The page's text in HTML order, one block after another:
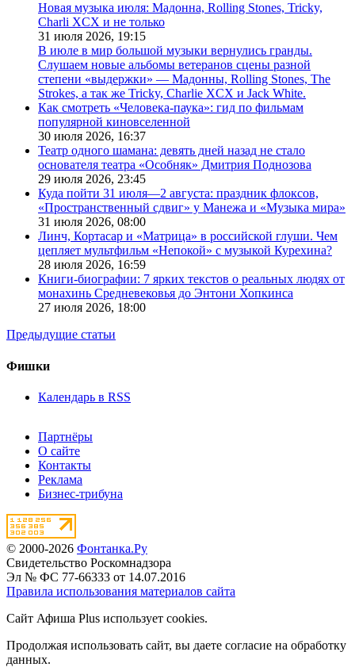
Новая музыка июля: Мадонна, Rolling Stones, Tricky,
Charli XCX и не только
31 июля 2026, 19:15
В июле в мир большой музыки вернулись гранды.
Слушаем новые альбомы ветеранов сцены разной
степени «выдержки» — Мадонны, Rolling Stones, The
Strokes, а так же Tricky, Charlie XCX и Jack White.
Как смотреть «Человека-паука»: гид по фильмам
популярной киновселенной
30 июля 2026, 16:37
Театр одного шамана: девять дней назад не стало
основателя театра «Особняк» Дмитрия Поднозова
29 июля 2026, 23:45
Куда пойти 31 июля—2 августа: праздник флоксов,
«Пространственный сдвиг» у Манежа и «Музыка мира»
31 июля 2026, 08:00
Линч, Кортасар и «Матрица» в российской глуши. Чем
цепляет мультфильм «Непокой» с музыкой Курехина?
28 июля 2026, 16:59
Книги-биографии: 7 ярких текстов о реальных людях от
монахинь Средневековья до Энтони Хопкинса
27 июля 2026, 18:00
Предыдущие статьи
Фишки
Календарь в RSS
Партнёры
О сайте
Контакты
Реклама
Бизнес-трибуна
© 2000-2026 Фонтанка.Ру
Свидетельство Роскомнадзора
Эл № ФС 77-66333 от 14.07.2016
Правила использования материалов сайта
Сайт Афиша Plus использует cookies.
Продолжая использовать сайт, вы даете согласие на обработку
данных.